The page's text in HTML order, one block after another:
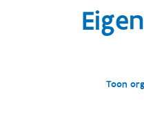
Toon